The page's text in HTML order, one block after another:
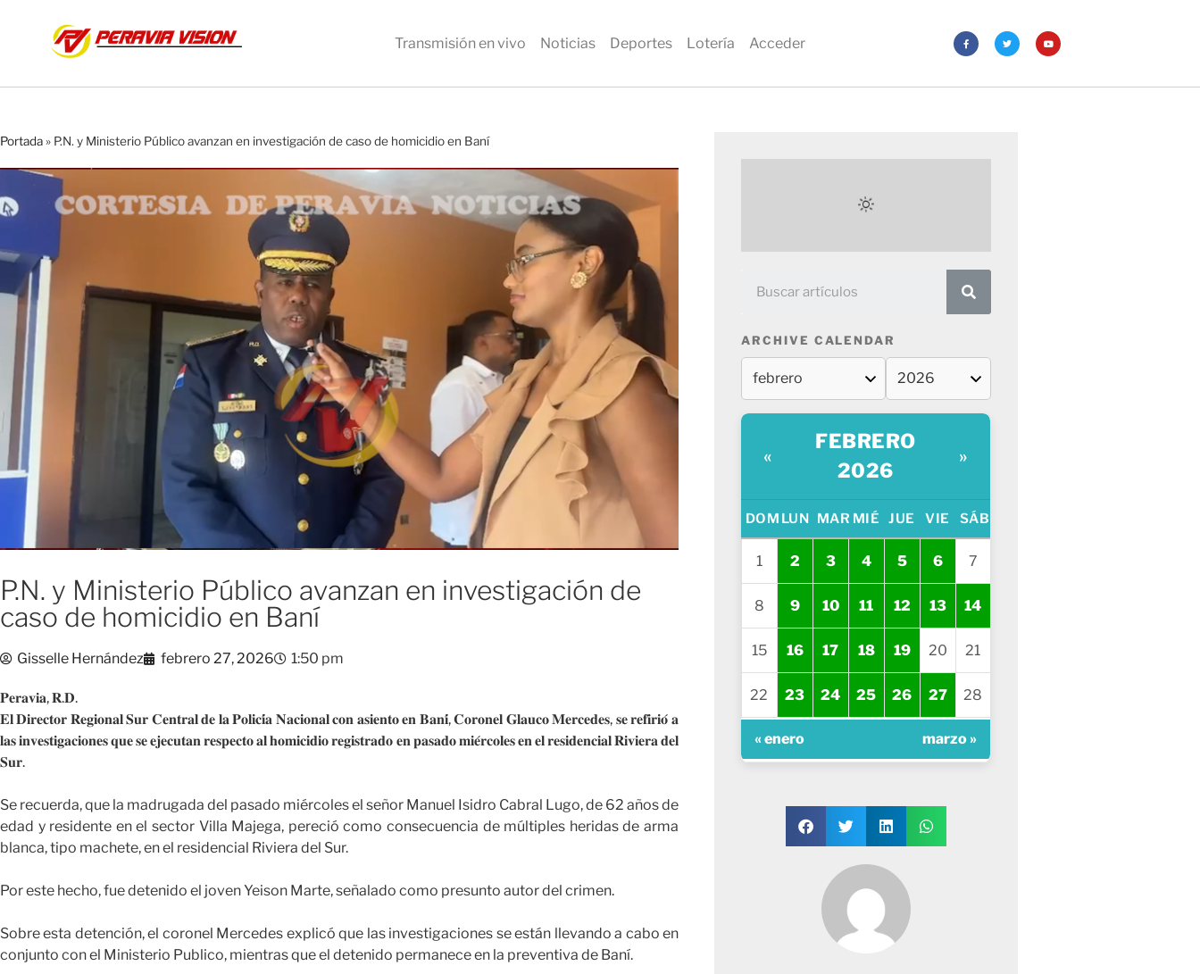
Transmisión en vivo Noticias Deportes Lotería Acceder
Portada» P.N. y Ministerio Público avanzan en investigación de caso de homicidio en Baní
P.N. y Ministerio Público avanzan en investigación de
caso de homicidio en Baní
Gisselle Hernández febrero 27, 2026 1:50 pm
𝐏𝐞𝐫𝐚𝐯𝐢𝐚, 𝐑.𝐃.
𝐄𝐥 𝐃𝐢𝐫𝐞𝐜𝐭𝐨𝐫 𝐑𝐞𝐠𝐢𝐨𝐧𝐚𝐥 𝐒𝐮𝐫 𝐂𝐞𝐧𝐭𝐫𝐚𝐥 𝐝𝐞 𝐥𝐚 𝐏𝐨𝐥𝐢𝐜𝐢́𝐚 𝐍𝐚𝐜𝐢𝐨𝐧𝐚𝐥 𝐜𝐨𝐧 𝐚𝐬𝐢𝐞𝐧𝐭𝐨 𝐞𝐧 𝐁𝐚𝐧𝐢́, 𝐂𝐨𝐫𝐨𝐧𝐞𝐥 𝐆𝐥𝐚𝐮𝐜𝐨 𝐌𝐞𝐫𝐜𝐞𝐝𝐞𝐬, 𝐬𝐞 𝐫𝐞𝐟𝐢𝐫𝐢𝐨́ 𝐚
𝐥𝐚𝐬 𝐢𝐧𝐯𝐞𝐬𝐭𝐢𝐠𝐚𝐜𝐢𝐨𝐧𝐞𝐬 𝐪𝐮𝐞 𝐬𝐞 𝐞𝐣𝐞𝐜𝐮𝐭𝐚𝐧 𝐫𝐞𝐬𝐩𝐞𝐜𝐭𝐨 𝐚𝐥 𝐡𝐨𝐦𝐢𝐜𝐢𝐝𝐢𝐨 𝐫𝐞𝐠𝐢𝐬𝐭𝐫𝐚𝐝𝐨 𝐞𝐧 𝐩𝐚𝐬𝐚𝐝𝐨 𝐦𝐢𝐞́𝐫𝐜𝐨𝐥𝐞𝐬 𝐞𝐧 𝐞𝐥 𝐫𝐞𝐬𝐢𝐝𝐞𝐧𝐜𝐢𝐚𝐥 𝐑𝐢𝐯𝐢𝐞𝐫𝐚 𝐝𝐞𝐥
𝐒𝐮𝐫.
Se recuerda, que la madrugada del pasado miércoles el señor Manuel Isidro Cabral Lugo, de 62 años de
edad y residente en el sector Villa Majega, pereció como consecuencia de múltiples heridas de arma
blanca, tipo machete, en el residencial Riviera del Sur.
Por este hecho, fue detenido el joven Yeison Marte, señalado como presunto autor del crimen.
Sobre esta detención, el coronel Mercedes explicó que las investigaciones se están llevando a cabo en
conjunto con el Ministerio Publico, mientras que el detenido permanece en la preventiva de Baní.
ARCHIVE CALENDAR
«
FEBRERO
2026
»
DOM LUN MAR MIÉ JUE VIE SÁB
1 2 3 4 5 6 7
8 9 10 11 12 13 14
15 16 17 18 19 20 21
22 23 24 25 26 27 28
« enero marzo »